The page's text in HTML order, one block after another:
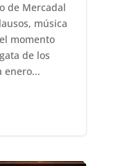
de Mercadal
música
momento
de los
enero...